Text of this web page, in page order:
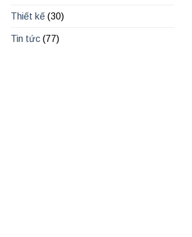
Thiết kế (30)
Tin tức (77)